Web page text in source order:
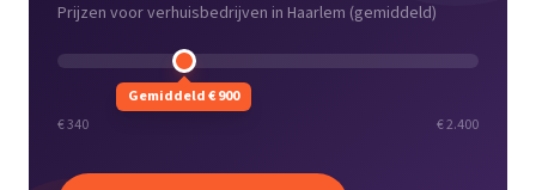
Prijzen voor verhuisbedrijven in Haarlem (gemiddeld)
Gemiddeld € 900
€ 340
€ 2.400